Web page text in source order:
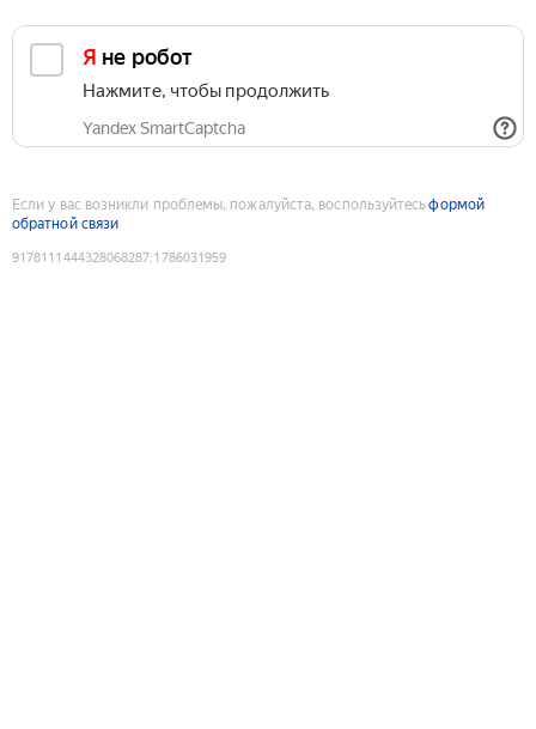
Я не робот
Нажмите, чтобы продолжить
Yandex SmartCaptcha
Если у вас возникли проблемы, пожалуйста, воспользуйтесьформой
обратной связи
9178111444328068287:1786031959